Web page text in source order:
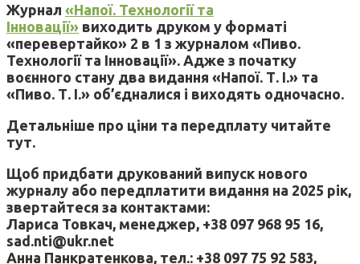
Журнал «Напої. Технології та
Інновації» виходить друком у форматі
«перевертайко» 2 в 1 з журналом «Пиво.
Технології та Інновації». Адже з початку
воєнного стану два видання «Напої. Т. І.» та
«Пиво. Т. І.» об’єдналися і виходять одночасно.
Детальніше про ціни та передплату читайте
тут.
Щоб придбати друкований випуск нового
журналу або передплатити видання на 2025 рік,
звертайтеся за контактами:
Лариса Товкач, менеджер, +38 097 968 95 16,
sad.nti@ukr.net
Анна Панкратенкова, тел.: +38 097 75 92 583,